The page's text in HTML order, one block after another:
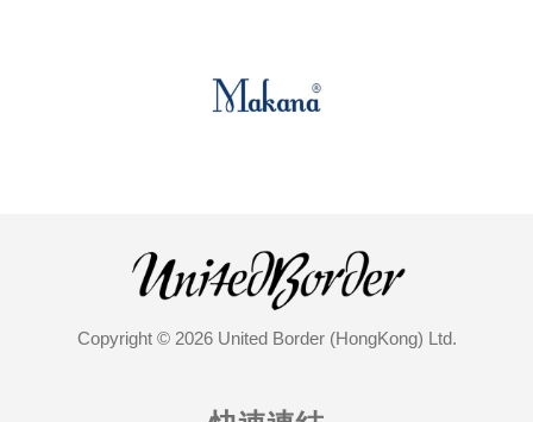
Copyright © 2026 United Border (HongKong) Ltd.